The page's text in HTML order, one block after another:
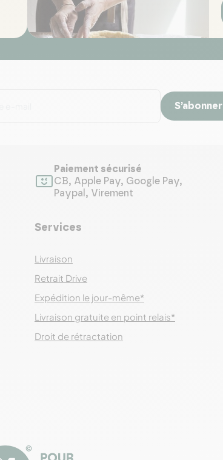
S’abonner
Paiement sécurisé
CB, Apple Pay, Google Pay,
Paypal, Virement
Services
Livraison
Retrait Drive
Expédition le jour-même*
Livraison gratuite en point relais*
Droit de rétractation